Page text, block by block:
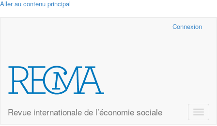
Aller au contenu principal
Connexion
Revue internationale de l’économie sociale
Toggle